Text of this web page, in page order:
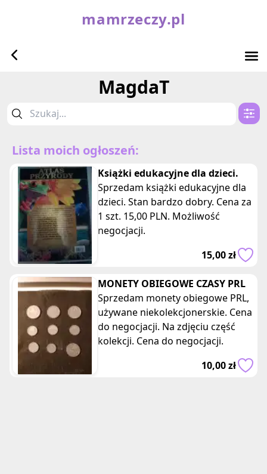
mamrzeczy.pl
MagdaT
Lista moich ogłoszeń:
Książki edukacyjne dla dzieci.
Sprzedam książki edukacyjne dla
dzieci. Stan bardzo dobry. Cena za
1 szt. 15,00 PLN. Możliwość
negocjacji.
15,00 zł
MONETY OBIEGOWE CZASY PRL
Sprzedam monety obiegowe PRL,
używane niekolekcjonerskie. Cena
do negocjacji. Na zdjęciu część
kolekcji. Cena do negocjacji.
10,00 zł